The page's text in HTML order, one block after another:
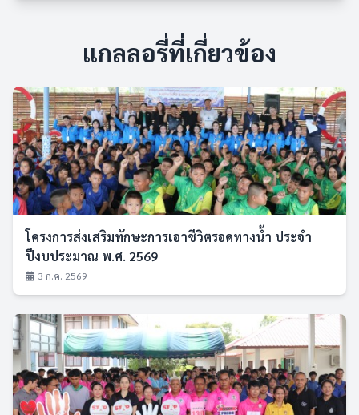
แกลลอรี่ที่เกี่ยวข้อง
โครงการส่งเสริมทักษะการเอาชีวิตรอดทางน้ำ ประจำ
ปีงบประมาณ พ.ศ. 2569
3 ก.ค. 2569